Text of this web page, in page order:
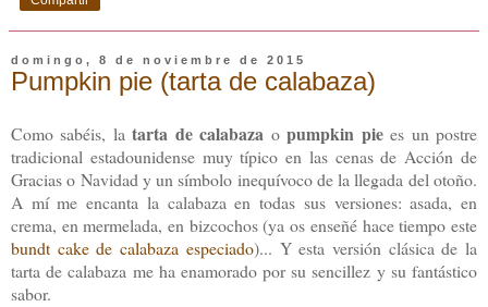
domingo, 8 de noviembre de 2015
Pumpkin pie (tarta de calabaza)
Como sabéis, latarta de calabaza opumpkin piees un postre
tradicional estadounidense muy típico en las cenas de Acción de
Gracias o Navidad y un símbolo inequívoco de la llegada del otoño.
A mí me encanta la calabaza en todas sus versiones: asada, en
crema, en mermelada, en bizcochos (ya os enseñé hace tiempo este
bundt cake de calabaza especiado)... Y esta versión clásica de la
tarta de calabaza me ha enamorado por su sencillez y su fantástico
sabor.